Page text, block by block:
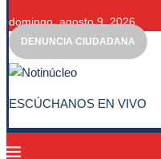
domingo, agosto 9, 2026
DENUNCIA CIUDADANA
ESCÚCHANOS EN VIVO